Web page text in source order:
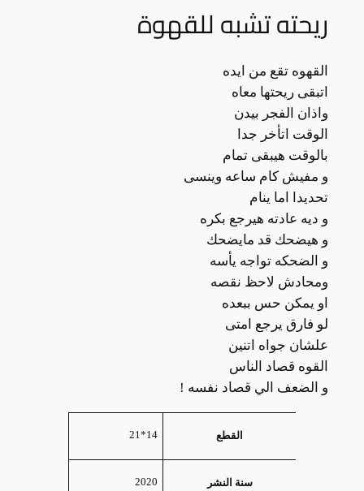
ريحته تشبه للقهوة
القهوه تقع من ايده
اتبقى ريحتها معاه
واذان الفجر بيدن
الوقت اتأخر جدا
بالوقت هيبقى تمام
و مفيش كام ساعه وينسى
تحديدا اما ينام
و ديه عادته هيرجع بكره
و هيضحك قد مايضحك
و الضحكه تواجه يأسه
ومحادش لاحظ نقصه
او يمكن حس ببعده
لو فارق يرجع امتى
علشان جواه اتنين
القوه قصاد الناس
و الضعف الي قصاد نفسه !
القطع
14*21
سنة النشر 2020